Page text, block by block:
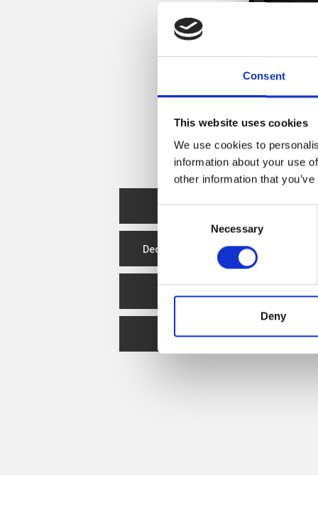
Consent
This website uses cookies
We use cookies to
information about your use
other information that
Selection
Necessary
Deny
Ficha técnica
Declaração de desempenho
Sketchup